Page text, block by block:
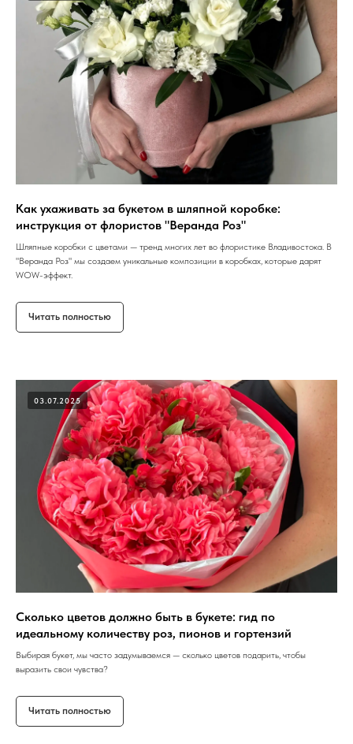
Как ухаживать за букетом в шляпной коробке:
инструкция от флористов "Веранда Роз"
Шляпные коробки с цветами — тренд многих лет во флористике Владивостока. В
"Веранда Роз" мы создаем уникальные композиции в коробках, которые дарят
WOW-эффект.
Читать полностью
03.07.2025
Сколько цветов должно быть в букете: гид по
идеальному количеству роз, пионов и гортензий
Выбирая букет, мы часто задумываемся — сколько цветов подарить, чтобы
выразить свои чувства?
Читать полностью